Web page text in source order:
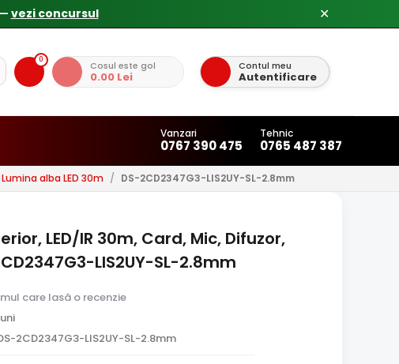
✕
0 Cosul este gol
0.00 Lei
Contul meu
Autentificare
Vanzari
0767 390 475
Tehnic
0765 487 387
Lumina alba LED 30m / DS-2CD2347G3-LIS2UY-SL-2.8mm
LED/IR 30m, Card, Mic, Difuzor,
LIS2UY-SL-2.8mm
care lasă o recenzie
2CD2347G3-LIS2UY-SL-2.8mm